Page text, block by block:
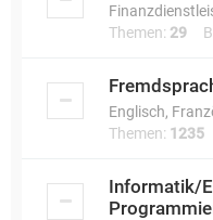
Themen: 29
Englisch,
Themen: 1235
Informatik/